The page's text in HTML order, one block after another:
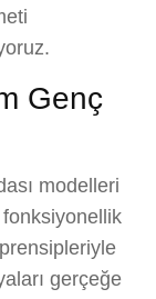
Genç
modelleri
gerçeğe